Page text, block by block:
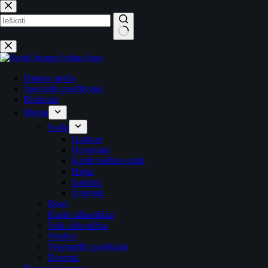
No
results
Dienos pietūs
Specialūs pasiūlymai
Rinkiniai
Meniu
Sushi
Gunkan
Hosomaki
Karšti traškūs sushi
Nigiri
Sashimi
Uramaki
Bowl
Karšti užkandžiai
Šalti užkandžiai
Sriubos
Vegetariški patiekalai
Desertai